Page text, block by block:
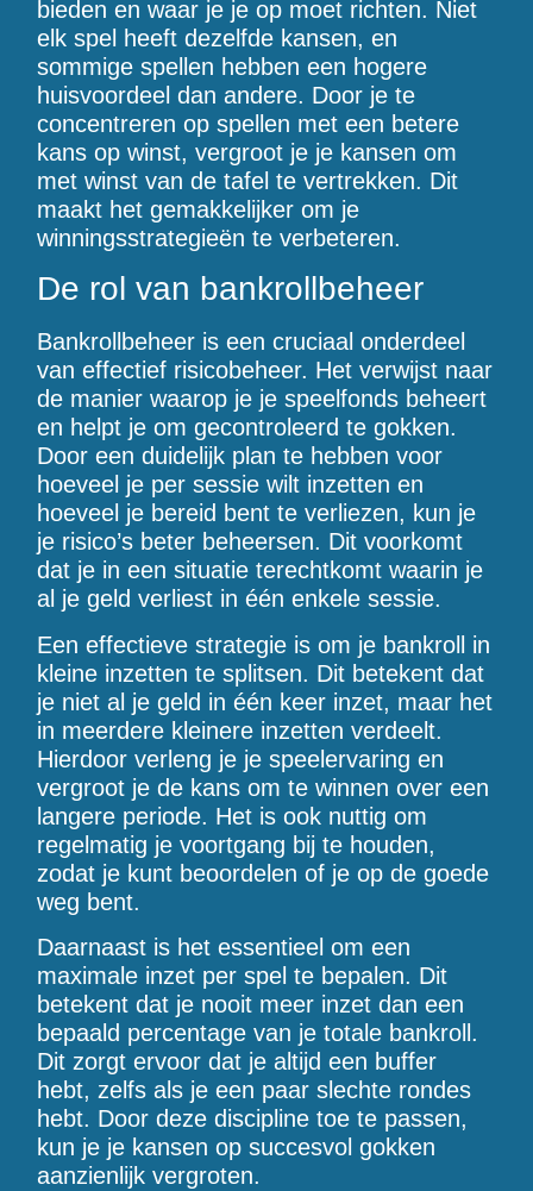
bieden en waar je je op moet richten. Niet
elk spel heeft dezelfde kansen, en
sommige spellen hebben een hogere
huisvoordeel dan andere. Door je te
concentreren op spellen met een betere
kans op winst, vergroot je je kansen om
met winst van de tafel te vertrekken. Dit
maakt het gemakkelijker om je
winningsstrategieën te verbeteren.
De rol van bankrollbeheer
Bankrollbeheer is een cruciaal onderdeel
van effectief risicobeheer. Het verwijst naar
de manier waarop je je speelfonds beheert
en helpt je om gecontroleerd te gokken.
Door een duidelijk plan te hebben voor
hoeveel je per sessie wilt inzetten en
hoeveel je bereid bent te verliezen, kun je
je risico’s beter beheersen. Dit voorkomt
dat je in een situatie terechtkomt waarin je
al je geld verliest in één enkele sessie.
Een effectieve strategie is om je bankroll in
kleine inzetten te splitsen. Dit betekent dat
je niet al je geld in één keer inzet, maar het
in meerdere kleinere inzetten verdeelt.
Hierdoor verleng je je speelervaring en
vergroot je de kans om te winnen over een
langere periode. Het is ook nuttig om
regelmatig je voortgang bij te houden,
zodat je kunt beoordelen of je op de goede
weg bent.
Daarnaast is het essentieel om een
maximale inzet per spel te bepalen. Dit
betekent dat je nooit meer inzet dan een
bepaald percentage van je totale bankroll.
Dit zorgt ervoor dat je altijd een buffer
hebt, zelfs als je een paar slechte rondes
hebt. Door deze discipline toe te passen,
kun je je kansen op succesvol gokken
aanzienlijk vergroten.